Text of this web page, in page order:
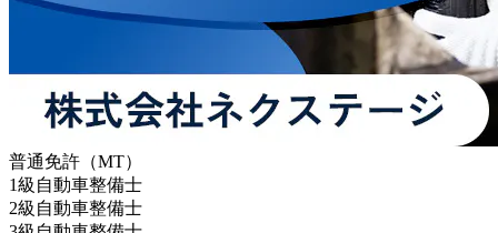
普通免許（MT）
1級自動車整備士
2級自動車整備士